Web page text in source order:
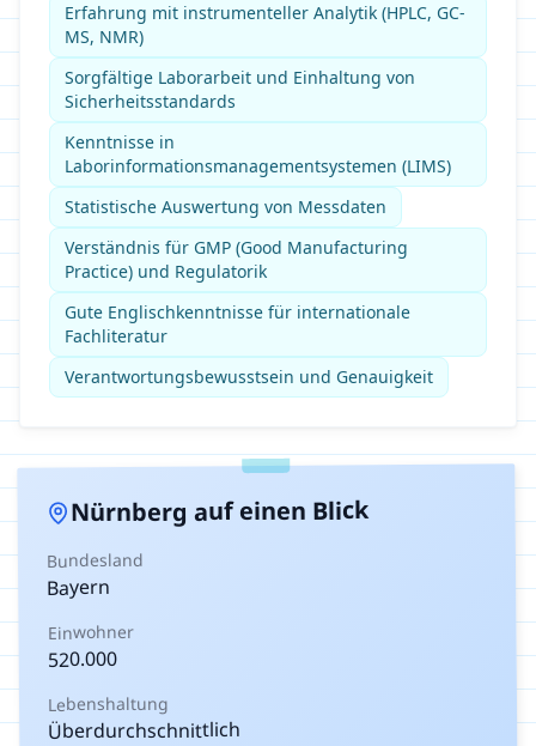
Erfahrung mit instrumenteller Analytik (HPLC, GC-
MS, NMR)
Sorgfältige Laborarbeit und Einhaltung von
Sicherheitsstandards
Kenntnisse in
Laborinformationsmanagementsystemen (LIMS)
Statistische Auswertung von Messdaten
Verständnis für GMP (Good Manufacturing
Practice) und Regulatorik
Gute Englischkenntnisse für internationale
Fachliteratur
Verantwortungsbewusstsein und Genauigkeit
Nürnberg auf einen Blick
Bundesland
Bayern
Einwohner
520.000
Lebenshaltung
Überdurchschnittlich